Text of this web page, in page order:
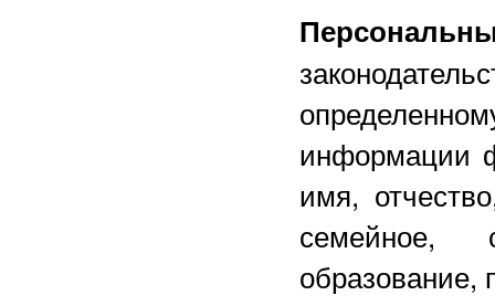
информации
имя,
семейное,